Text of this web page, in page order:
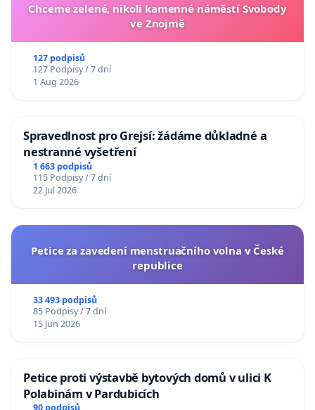
Chceme zelené, nikoli kamenné náměstí Svobody
ve Znojmě
127 podpisů
127 Podpisy / 7 dní
1 Aug 2026
Spravedlnost pro Grejsí: žádáme důkladné a
nestranné vyšetření
1 663 podpisů
115 Podpisy / 7 dní
22 Jul 2026
Petice za zavedení menstruačního volna v České
republice
33 493 podpisů
85 Podpisy / 7 dní
15 Jun 2026
Petice proti výstavbě bytových domů v ulici K
Polabinám v Pardubicích